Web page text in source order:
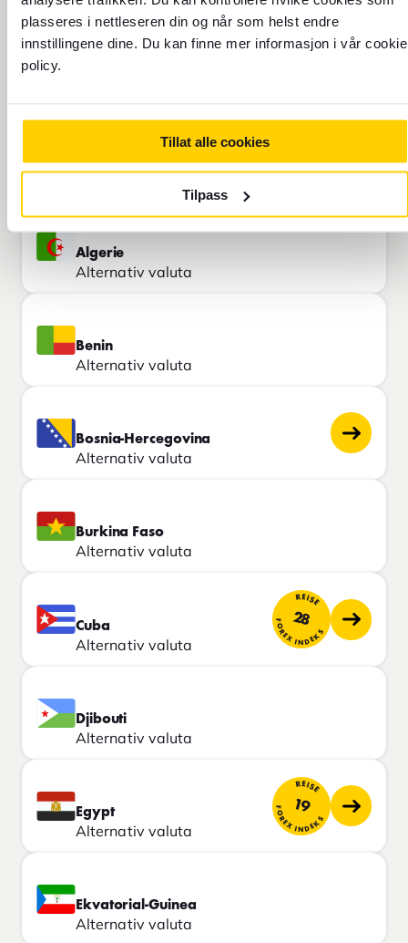
plasseres i nettleseren din og når som helst endre
innstillingene dine. Du kan finne mer informasjon i vår cookie
policy.
Tillat alle cookies
Tilpass
REISE
Albania
Alternativ valuta FOREX INDEKS
Algerie
Alternativ valuta
Benin
Alternativ valuta
Bosnia-Hercegovina
Alternativ valuta
Burkina Faso
Alternativ valuta
Cuba
Alternativ valuta
REISE
28
FOREX INDEKS
Djibouti
Alternativ valuta
Egypt
Alternativ valuta
REISE
19
FOREX INDEKS
Ekvatorial-Guinea
Alternativ valuta